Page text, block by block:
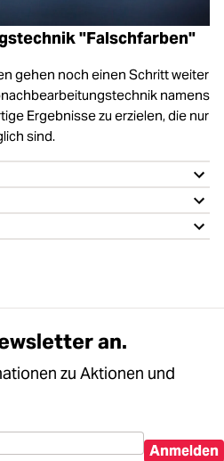
"Falschfarben"
gehen noch einen Schritt weiter
namens
Ergebnisse zu erzielen, die nur
sind.
an.
zu Aktionen und
Anmelden